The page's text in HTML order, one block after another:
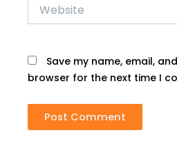
Save my name, email,
browser for the next time I